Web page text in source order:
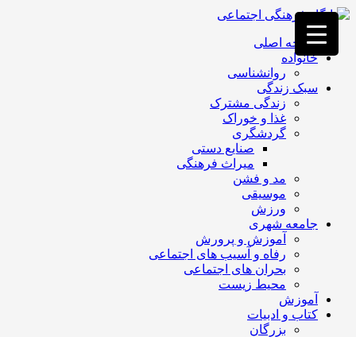
فصد
خون
غرب
تهران
خشکشویی
تصفیه
تهران
صفحه اصلی
خانواده
روانشناسی
سبک زندگی
زندگی مشترک
غذا و خوراک
گردشگری
صنایع دستی
میراث فرهنگی
مد و فشن
موسیقی
ورزش
جامعه شهری
آموزش و پرورش
رفاه و آسیب های اجتماعی
بحران های اجتماعی
محیط زیست
آموزش
کتاب و ادبیات
بزرگان